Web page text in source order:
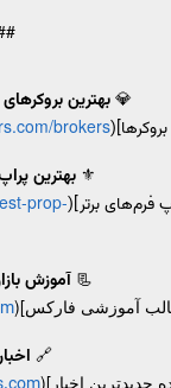
💎 بهترین
brokers/
⚜️ بهترین
فرم‌های برتر](prop-
📃 آموزش
آموزشی فارکس](
🔗
جدیدترین اخبار](